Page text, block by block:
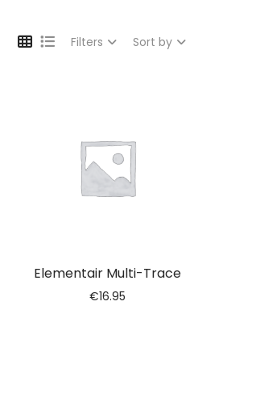
Filters Sort by
Elementair Multi-Trace
€16.95